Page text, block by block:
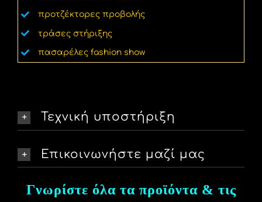
προτζέκτορες προβολής
τράσες στήριξης
πασαρέλες fashion show
Τεχνική υποστήριξη
Επικοινωνήστε μαζί μας
Γνωρίστε όλα τα προϊόντα & τις